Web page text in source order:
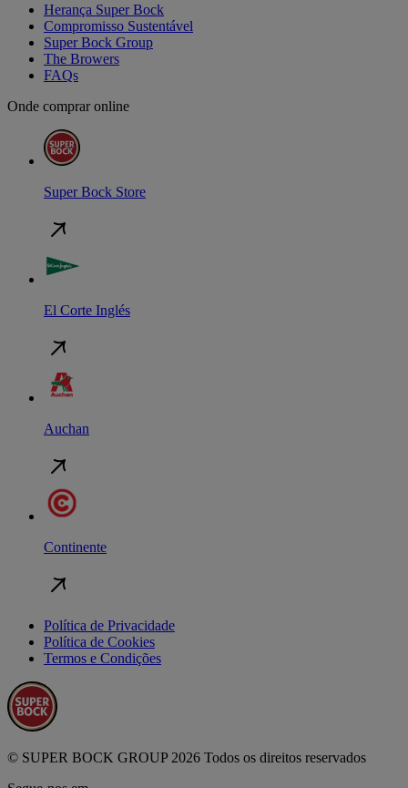
Herança Super Bock
Compromisso Sustentável
Super Bock Group
The Browers
FAQs
Onde comprar online
Super Bock Store
El Corte Inglés
Auchan
Continente
Política de Privacidade
Política de Cookies
Termos e Condições
© SUPER BOCK GROUP 2026 Todos os direitos reservados